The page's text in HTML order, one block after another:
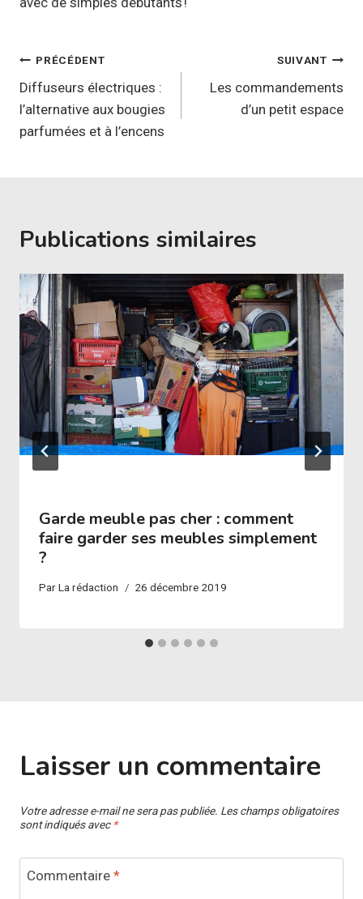
Navigation
de
l’article
PRÉCÉDENT
Diffuseurs électriques :
l’alternative aux bougies
parfumées et à l’encens
SUIVANT
Les commandements
d’un petit espace
Publications similaires
Garde meuble pas cher : comment
faire garder ses meubles simplement
?
ParLa rédaction 26 décembre 2019
Laisser un commentaire
Votre adresse e-mail ne sera pas publiée. Les champs obligatoires
sont indiqués avec *
Commentaire *